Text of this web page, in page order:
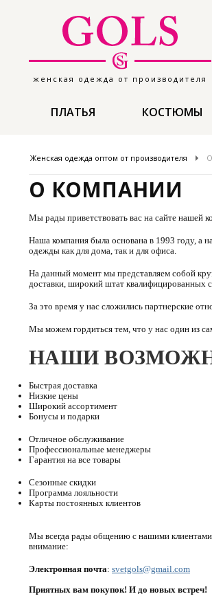
женская одежда от производителя
ПЛАТЬЯ КОСТЮМЫ
Женская одежда оптом от производителя
О КОМПАНИИ
Мы рады приветствовать вас на сайте нашей
Наша компания была основана в 1993 году, а
одежды как для дома, так и для офиса.
На данный момент мы представляем собой
доставки, широкий штат квалифицированных
За это время у нас сложились партнерские
Мы можем гордиться тем, что у нас один из
НАШИ
Быстрая доставка
Низкие цены
Широкий ассортимент
Бонусы и подарки
Отличное обслуживание
Профессиональные менеджеры
Гарантия на все товары
Сезонные скидки
Программа лояльности
Карты постоянных клиентов
Мы всегда рады общению с нашими
внимание:
Электронная почта: svetgols@gmail.com
Приятных вам покупок! И до новых встреч!